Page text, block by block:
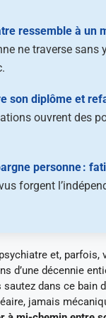
ressemble à un
ne traverse
son diplôme et
ouvrent des
personne :
forgent
et,
d’une décennie
dans ce bain
jamais